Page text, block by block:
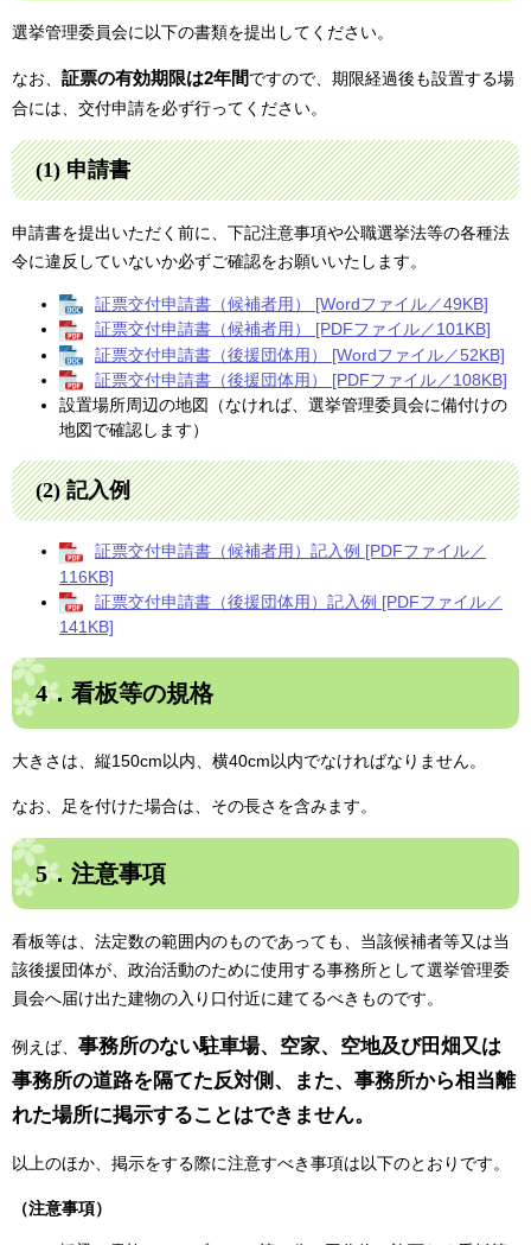
選挙管理委員会に以下の書類を提出してください。
なお、 証票の有効期限は2年間ですので、期限経過後も設置する場
合には、交付申請を必ず行ってください。
(1) 申請書
申請書を提出いただく前に、下記注意事項や公職選挙法等の各種法
令に違反していないか必ずご確認をお願いいたします。
証票交付申請書（候補者用） [Wordファイル／49KB]
証票交付申請書（候補者用） [PDFファイル／101KB]
証票交付申請書（後援団体用） [Wordファイル／52KB]
証票交付申請書（後援団体用） [PDFファイル／108KB]
設置場所周辺の地図（なければ、選挙管理委員会に備付けの
地図で確認します）
(2) 記入例
証票交付申請書（候補者用）記入例 [PDFファイル／
116KB]
証票交付申請書（後援団体用）記入例 [PDFファイル／
141KB]
4．看板等の規格
大きさは、縦150cm以内、横40cm以内でなければなりません。
なお、足を付けた場合は、その長さを含みます。
5．注意事項
看板等は、法定数の範囲内のものであっても、当該候補者等又は当
該後援団体が、政治活動のために使用する事務所として選挙管理委
員会へ届け出た建物の入り口付近に建てるべきものです。
例えば、 事務所のない駐車場、空家、空地及び田畑又は
事務所の道路を隔てた反対側、また、事務所から相当離
れた場所に掲示することはできません。
以上のほか、掲示をする際に注意すべき事項は以下のとおりです。
（注意事項）